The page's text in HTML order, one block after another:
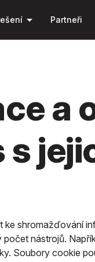
arrow_drop_down Partneři
a
s
ke shromažďování
nástrojů.
Soubory cookie